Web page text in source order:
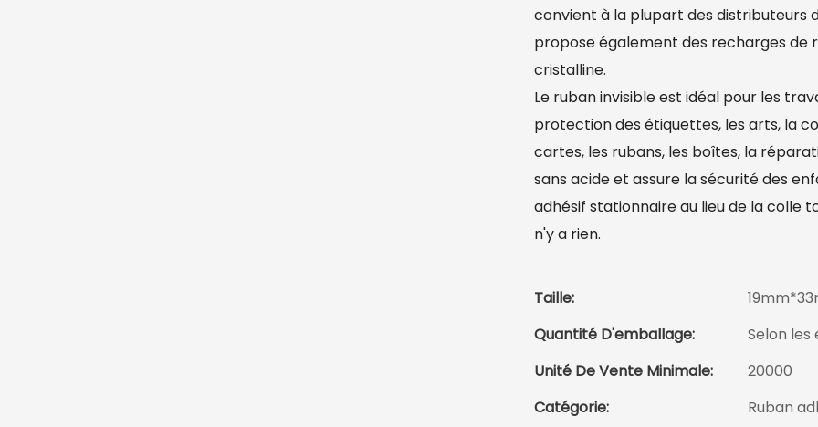
convient à la plupart des distributeurs
propose également des recharges
cristalline.
Le ruban invisible est idéal pour les
protection des étiquettes, les arts, la
cartes, les rubans, les boîtes, la
sans acide et assure la sécurité des
adhésif stationnaire au lieu de la colle
n'y a rien.
Taille:
Quantité D'emballage:
Selon les
Unité De Vente Minimale:
20000
Catégorie:
Ruban